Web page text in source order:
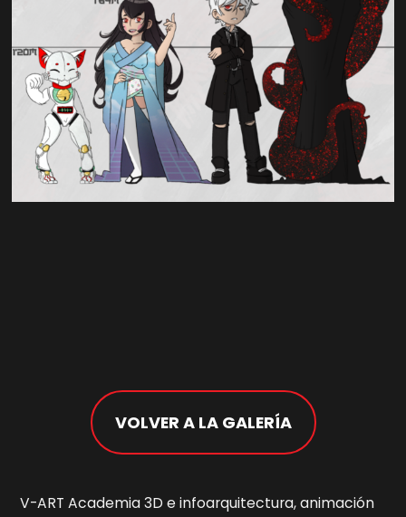
VOLVER A LA GALERÍA
V-ART Academia 3D e infoarquitectura, animación